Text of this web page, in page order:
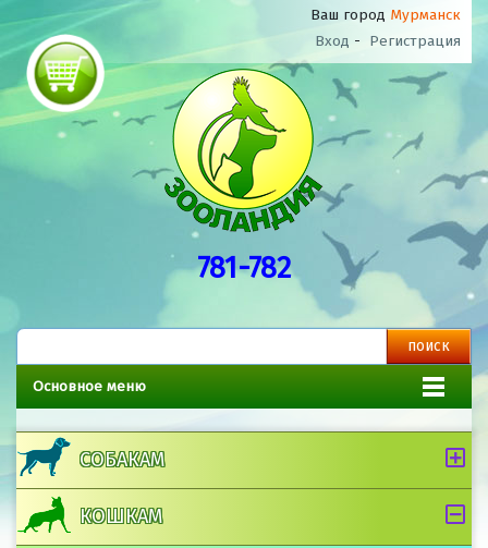
Ваш город Мурманск
Вход - Регистрация
781-782
Основное меню
СОБАКАМ
КОШКАМ